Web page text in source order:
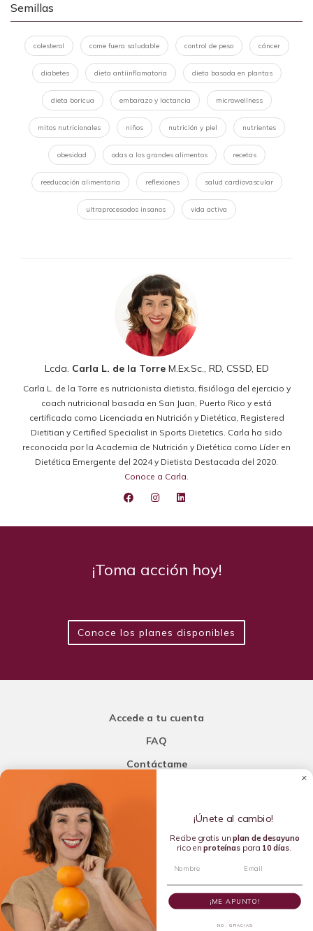
Semillas
colesterol come fuera saludable control de peso cáncer
diabetes dieta antiinflamatoria dieta basada en plantas
dieta boricua embarazo y lactancia microwellness
mitos nutricionales niños nutrición y piel nutrientes
obesidad odas a los grandes alimentos recetas
reeducación alimentaria reflexiones salud cardiovascular
ultraprocesados insanos vida activa
Lcda. Carla L. de la TorreM.Ex.Sc., RD, CSSD, ED
Carla L. de la Torre es nutricionista dietista, fisióloga del ejercicio y
coach nutricional basada en San Juan, Puerto Rico y está
certificada como Licenciada en Nutrición y Dietética, Registered
Dietitian y Certified Specialist in Sports Dietetics. Carla ha sido
reconocida por la Academia de Nutrición y Dietética como Líder en
Dietética Emergente del 2024 y Dietista Destacada del 2020.
Conoce a Carla.
¡Toma acción hoy!
Conoce los planes disponibles
Accede a tu cuenta
FAQ
Contáctame
Añade una porción de inteligencia a tu nutrición
Copyright © 2016-2026 Carla L. de la Torre. All rights reserved.
¡Únete al cambio!
Recibe gratis unplan de desayuno
rico enproteínaspara 10 días.
¡ME APUNTO!
NO, GRACIAS